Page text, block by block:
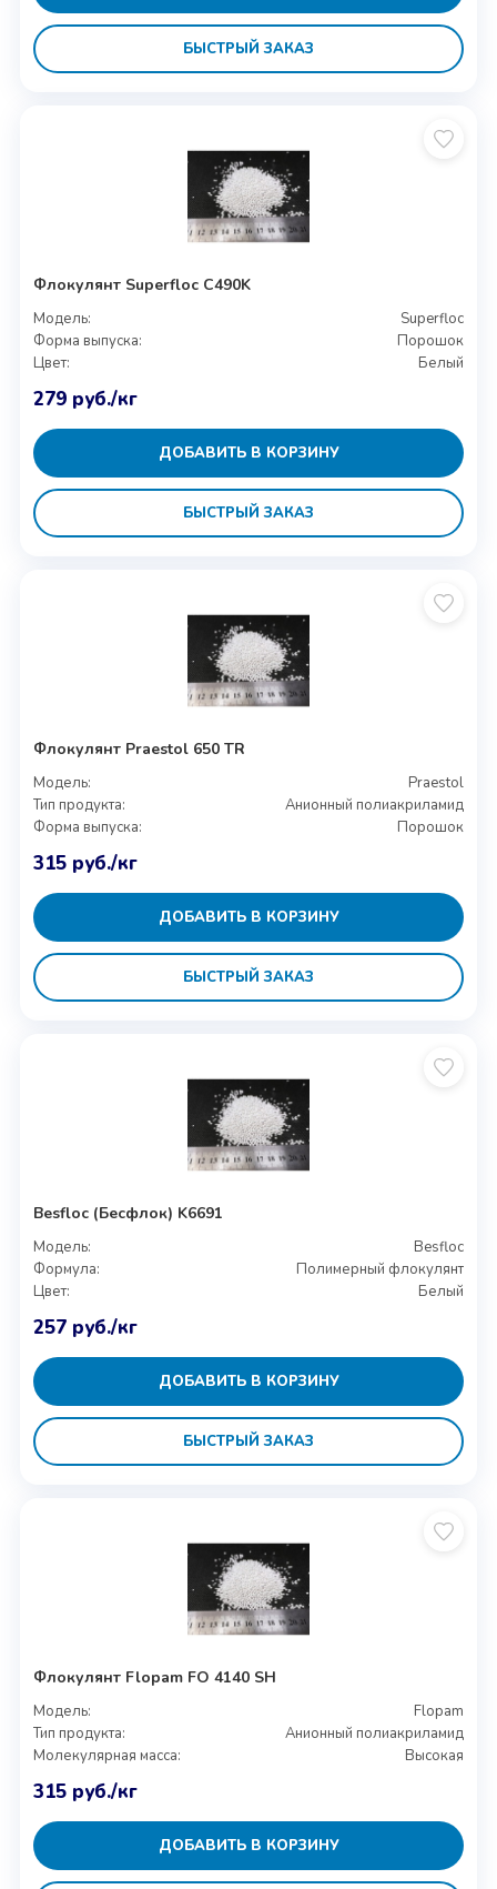
БЫСТРЫЙ ЗАКАЗ
Флокулянт Superfloc C490K
Модель:
Superfloc
Форма выпуска:
Порошок
Цвет:
Белый
279 руб./кг
ДОБАВИТЬ В КОРЗИНУ
БЫСТРЫЙ ЗАКАЗ
Флокулянт Praestol 650 TR
Модель:
Praestol
Тип продукта:
Анионный полиакриламид
Форма выпуска:
Порошок
315 руб./кг
ДОБАВИТЬ В КОРЗИНУ
БЫСТРЫЙ ЗАКАЗ
Besfloc (Бесфлок) K6691
Модель:
Besfloc
Формула:
Полимерный флокулянт
Цвет:
Белый
257 руб./кг
ДОБАВИТЬ В КОРЗИНУ
БЫСТРЫЙ ЗАКАЗ
Флокулянт Flopam FO 4140 SH
Модель:
Flopam
Тип продукта:
Анионный полиакриламид
Молекулярная масса:
Высокая
315 руб./кг
ДОБАВИТЬ В КОРЗИНУ